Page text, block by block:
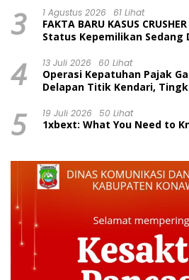
3 1 Agustus 2026 61 Lihat
FAKTA BARU KASUS
Status Kepemilikan Sedang
Dinilai Prematur
4 13 Juli 2026 60 Lihat
Operasi Kepatuhan Pajak
Delapan Titik Kendari,
5 19 Juli 2026 50 Lihat
1xbext: What You Need to